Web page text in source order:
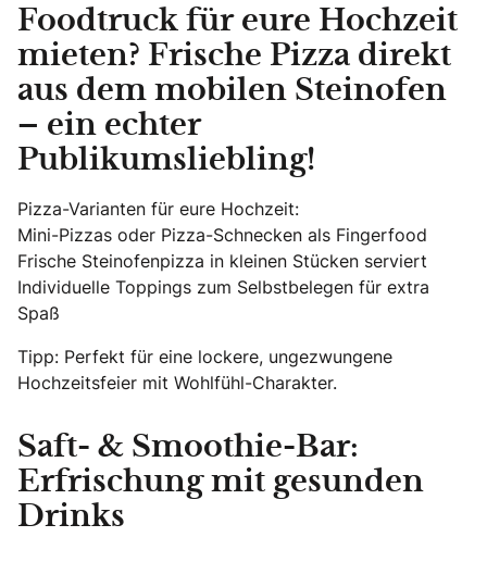
Foodtruck für eure Hochzeit
mieten? Frische Pizza direkt
aus dem mobilen Steinofen
– ein echter
Publikumsliebling!
Pizza-Varianten für eure Hochzeit:
Mini-Pizzas oder Pizza-Schnecken als Fingerfood
Frische Steinofenpizza in kleinen Stücken serviert
Individuelle Toppings zum Selbstbelegen für extra
Spaß
Tipp: Perfekt für eine lockere, ungezwungene
Hochzeitsfeier mit Wohlfühl-Charakter.
Saft- & Smoothie-Bar:
Erfrischung mit gesunden
Drinks